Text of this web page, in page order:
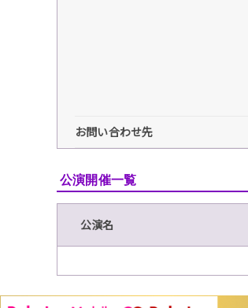
お問い合わせ先
公演開催一覧
公演名